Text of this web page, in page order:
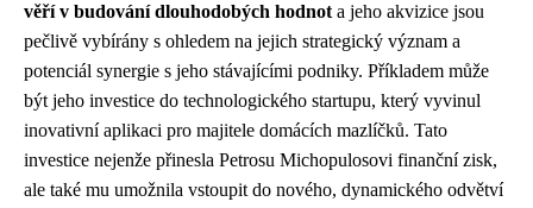
věří v budování dlouhodobých hodnot a jeho akvizice jsou
pečlivě vybírány s ohledem na jejich strategický význam a
potenciál synergie s jeho stávajícími podniky. Příkladem může
být jeho investice do technologického startupu, který vyvinul
inovativní aplikaci pro majitele domácích mazlíčků. Tato
investice nejenže přinesla Petrosu Michopulosovi finanční zisk,
ale také mu umožnila vstoupit do nového, dynamického odvětví